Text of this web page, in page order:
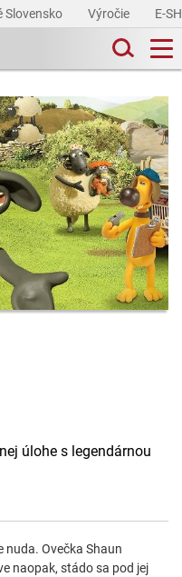
Slovensko Výročie E-
úlohe s legendárnou
nuda. Ovečka Shaun
naopak, stádo sa pod jej